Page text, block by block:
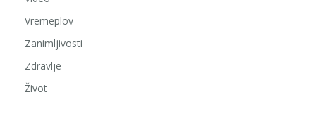
Vremeplov
Zanimljivosti
Zdravlje
Život